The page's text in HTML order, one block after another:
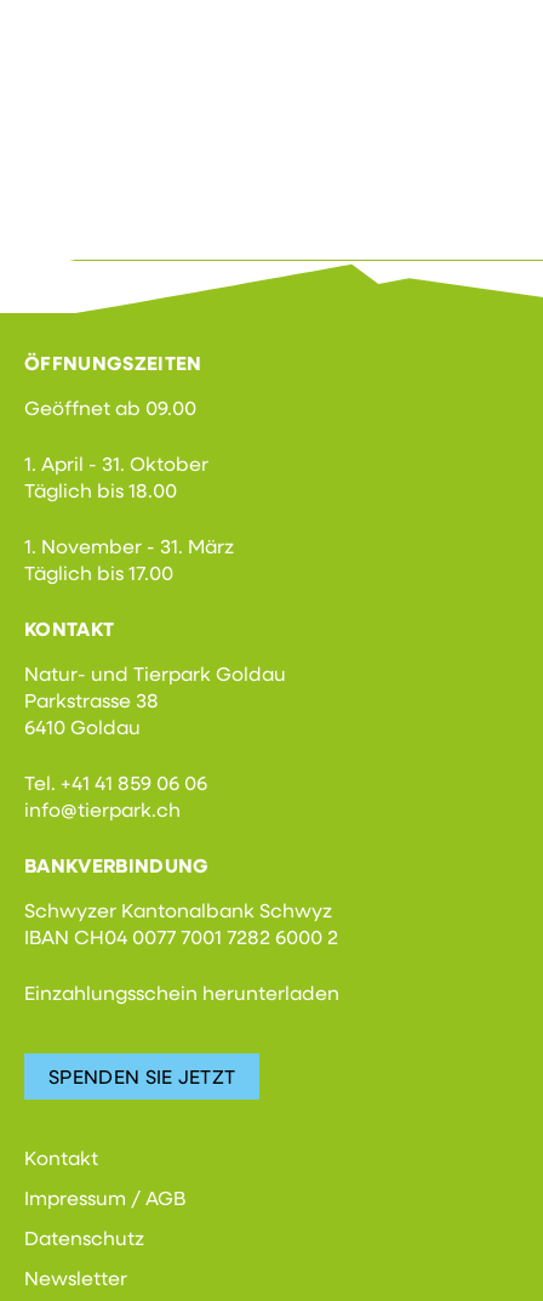
ÖFFNUNGSZEITEN
Geöffnet ab 09.00
1. April - 31. Oktober
Täglich bis 18.00
1. November - 31. März
Täglich bis 17.00
KONTAKT
Natur- und Tierpark Goldau
Parkstrasse 38
6410 Goldau
Tel. +41 41 859 06 06
info@tierpark.ch
BANKVERBINDUNG
Schwyzer Kantonalbank Schwyz
IBAN CH04 0077 7001 7282 6000 2
Einzahlungsschein herunterladen
SPENDEN SIE JETZT
Kontakt
Impressum / AGB
Datenschutz
Newsletter